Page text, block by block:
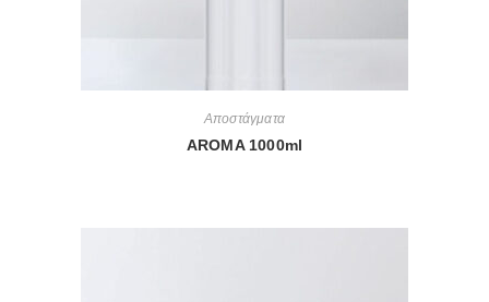
Αποστάγματα
AROMA 1000ml